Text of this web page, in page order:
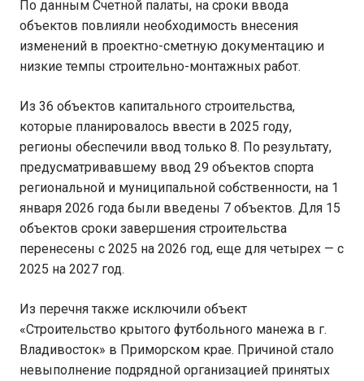
По данным Счетной палаты, на сроки ввода
объектов повлияли необходимость внесения
изменений в проектно-сметную документацию и
низкие темпы строительно-монтажных работ.
Из 36 объектов капитального строительства,
которые планировалось ввести в 2025 году,
регионы обеспечили ввод только 8. По результату,
предусматривавшему ввод 29 объектов спорта
региональной и муниципальной собственности, на 1
января 2026 года были введены 7 объектов. Для 15
объектов сроки завершения строительства
перенесены с 2025 на 2026 год, еще для четырех — с
2025 на 2027 год.
Из перечня также исключили объект
«Строительство крытого футбольного манежа в г.
Владивосток» в Приморском крае. Причиной стало
невыполнение подрядной организацией принятых